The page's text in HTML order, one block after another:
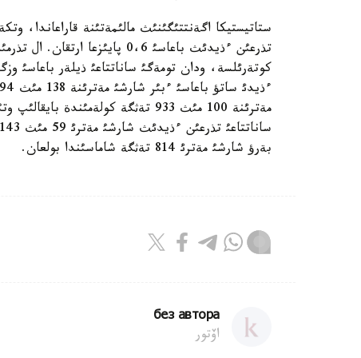
ستاتيستيكا اگةنتتئگئنئث مالئمةتئنة قاراعاندا،
كوتةرئلسة، ودان تومةگئ ساناتتاعئ ذيلةر باعاسئ
مةترئنة 100 مئث 933 تةثگة
بةرؤ شارشئ مةترئ 814 تةثگة شاماسئندا بولعان.
без автора
اۆتور